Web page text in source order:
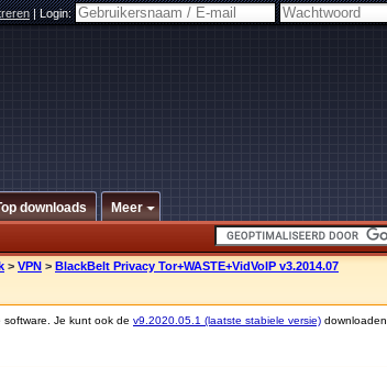
|Login:
downloads Meer
> VPN > BlackBelt Privacy Tor+WASTE+VidVoIP v3.2014.07
Je kunt ook de v9.2020.05.1 (laatste stabiele versie) downloaden.